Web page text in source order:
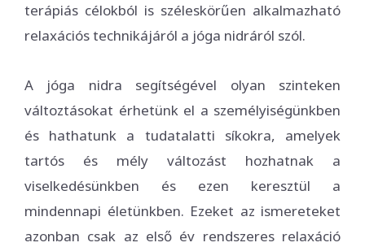
terápiás célokból is széleskörűen alkalmazható
relaxációs technikájáról a jóga nidráról szól.
A jóga nidra segítségével olyan szinteken
változtásokat érhetünk el a személyiségünkben
és hathatunk a tudatalatti síkokra, amelyek
tartós és mély változást hozhatnak a
viselkedésünkben és ezen keresztül a
mindennapi életünkben. Ezeket az ismereteket
azonban csak az első év rendszeres relaxáció